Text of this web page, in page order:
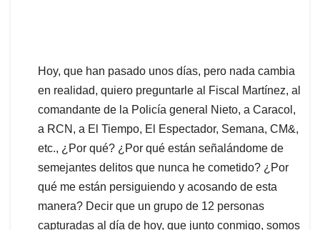
Hoy, que han pasado unos días, pero nada cambia
en realidad, quiero preguntarle al Fiscal Martínez, al
comandante de la Policía general Nieto, a Caracol,
a RCN, a El Tiempo, El Espectador, Semana, CM&,
etc., ¿Por qué? ¿Por qué están señalándome de
semejantes delitos que nunca he cometido? ¿Por
qué me están persiguiendo y acosando de esta
manera? Decir que un grupo de 12 personas
capturadas al día de hoy, que junto conmigo, somos